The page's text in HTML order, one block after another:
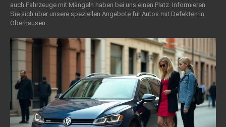
auch Fahrzeuge mit Mängeln haben bei uns einen Platz. Informieren
Sie sich über unsere speziellen Angebote für Autos mit Defekten in
Oberhausen.